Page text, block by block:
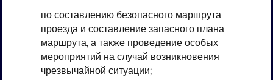
по составлению безопасного маршрута
проезда и составление запасного плана
маршрута, а также проведение особых
мероприятий на случай возникновения
чрезвычайной ситуации;